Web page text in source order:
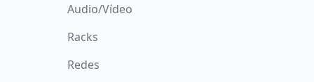
Audio/Vídeo
Racks
Redes